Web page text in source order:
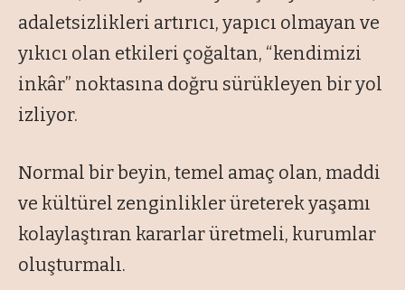
adaletsizlikleri artırıcı, yapıcı olmayan ve
yıkıcı olan etkileri çoğaltan, “kendimizi
inkâr” noktasına doğru sürükleyen bir yol
izliyor.
Normal bir beyin, temel amaç olan, maddi
ve kültürel zenginlikler üreterek yaşamı
kolaylaştıran kararlar üretmeli, kurumlar
oluşturmalı.